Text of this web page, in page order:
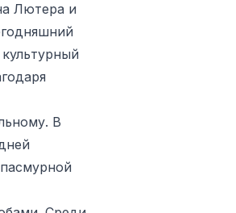
Лютера и
В